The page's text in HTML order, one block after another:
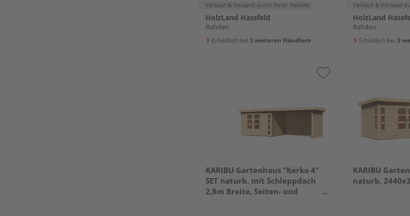
Verkauf & Versand durch Ihren Händler
HolzLand Hassfeld
Rahden
Erhältlich bei 3 weiteren Händlern
Verkauf & Versand
HolzLand
Rahden
Erhältlich bei 3
KARIBU Gartenhaus "Kerko 4"
SET naturb. mit Schleppdach
2,8m Breite, Seiten- und
KARIBU
naturb.